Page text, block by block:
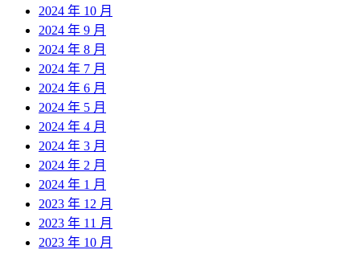
2024 年 10 月
2024 年 9 月
2024 年 8 月
2024 年 7 月
2024 年 6 月
2024 年 5 月
2024 年 4 月
2024 年 3 月
2024 年 2 月
2024 年 1 月
2023 年 12 月
2023 年 11 月
2023 年 10 月